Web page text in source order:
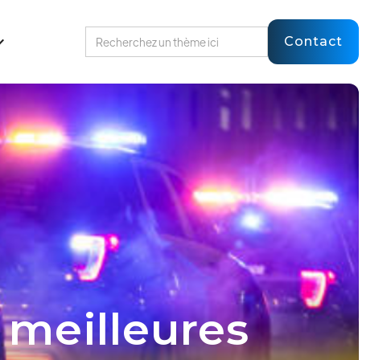
Contact